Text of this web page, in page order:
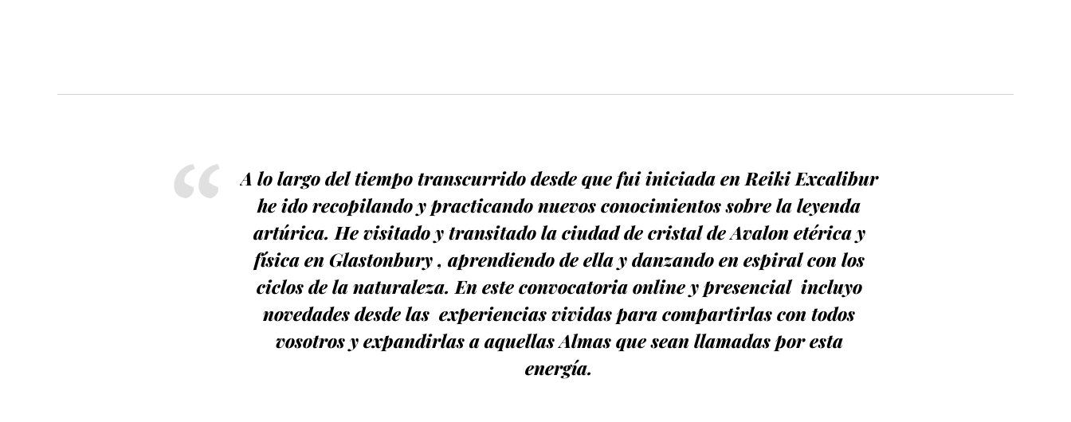
A lo largo del tiempo transcurrido desde que fui iniciada en Reiki Excalibur
he ido recopilando y practicando nuevos conocimientos sobre la leyenda
artúrica. He visitado y transitado la ciudad de cristal de Avalon etérica y
física en Glastonbury , aprendiendo de ella y danzando en espiral con los
ciclos de la naturaleza. En este convocatoria online y presencial incluyo
novedades desde las experiencias vividas para compartirlas con todos
vosotros y expandirlas a aquellas Almas que sean llamadas por esta
energía.